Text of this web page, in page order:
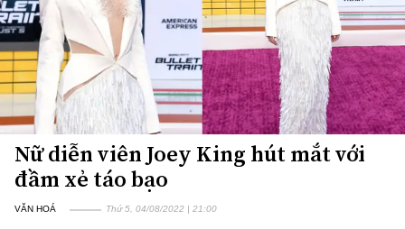
Nữ diễn viên Joey King hút mắt với
đầm xẻ táo bạo
VĂN HOÁ Thứ 5, 04/08/2022 | 21:00